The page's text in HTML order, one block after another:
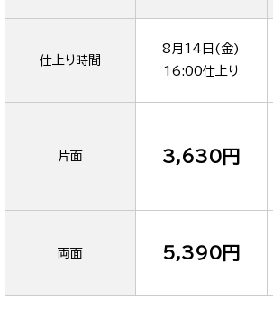
仕上り時間
8月14日(金)
16:00仕上り
片面 3,630円
両面 5,390円